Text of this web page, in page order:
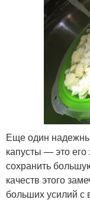
Еще один
капусты — это
сохранить
качеств этого
больших усилий с